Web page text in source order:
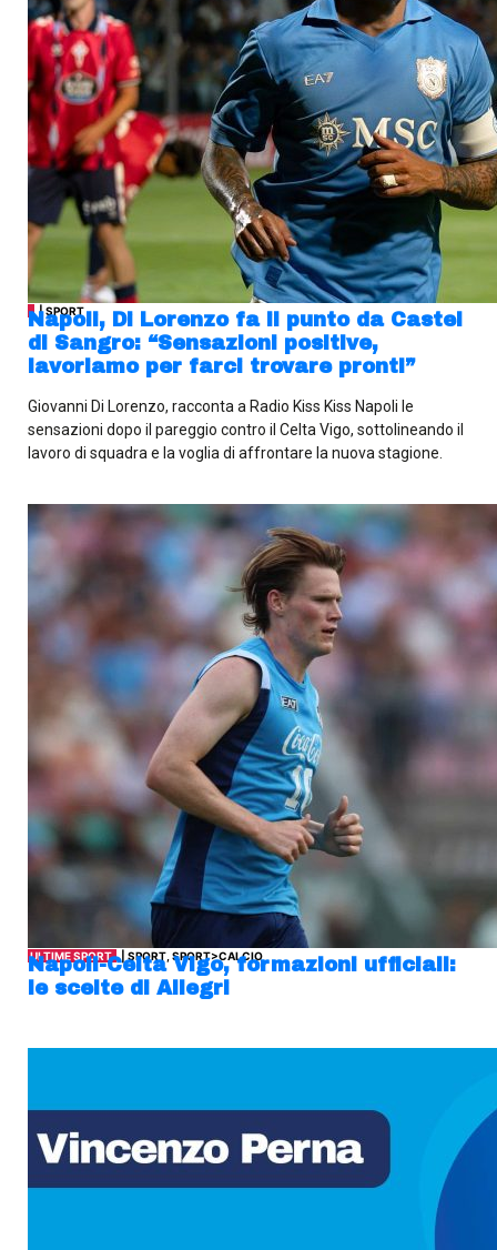
| SPORT
Napoli, Di Lorenzo fa il punto da Castel
di Sangro: “Sensazioni positive,
lavoriamo per farci trovare pronti”
Giovanni Di Lorenzo, racconta a Radio Kiss Kiss Napoli le
sensazioni dopo il pareggio contro il Celta Vigo, sottolineando il
lavoro di squadra e la voglia di affrontare la nuova stagione.
ULTIME SPORT| SPORT, SPORT>CALCIO
Napoli-Celta Vigo, formazioni ufficiali:
le scelte di Allegri